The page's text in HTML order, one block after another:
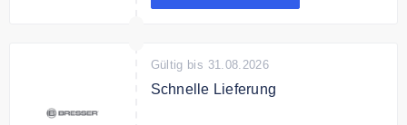
Gültig bis 31.08.2026
Schnelle Lieferung